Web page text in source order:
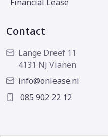
Contact
Lange Dreef 11
4131 NJ Vianen
info@onlease.nl
085 902 22 12